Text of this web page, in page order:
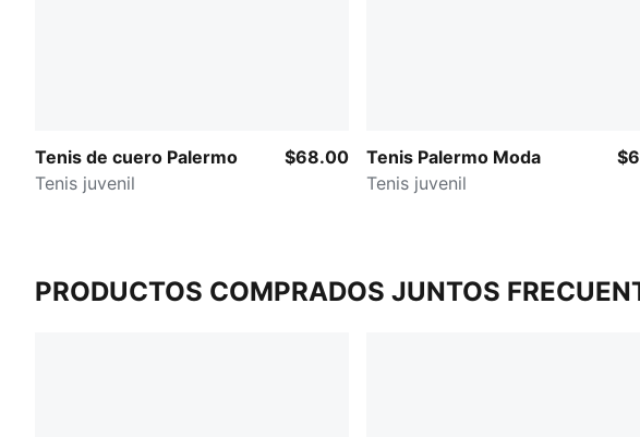
Tenis de cuero Palermo
Tenis juvenil
$68.00
Tenis Palermo Moda
Tenis juvenil
PRODUCTOS COMPRADOS JUNTOS